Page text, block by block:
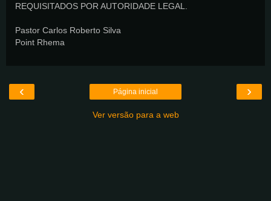
REQUISITADOS POR AUTORIDADE LEGAL.
Pastor Carlos Roberto Silva
Point Rhema
‹ ›
Página inicial
Ver versão para a web